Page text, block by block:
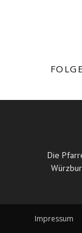
Die
Impressum